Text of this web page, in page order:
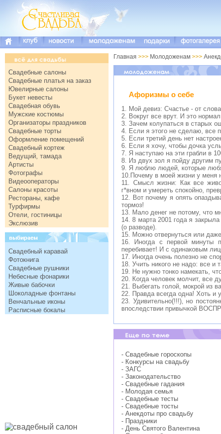
Свадебные салоны
Свадебные платья на заказ
Ювелирные салоны
Букет невесты
Свадебная обувь
Мужские костюмы
Организаторы праздников
Свадебные торты
Оформление помещений
Свадебный кортеж
Ведущий, тамада
Артисты
Фотографы
Видеооператоры
Салоны красоты
Рестораны, кафе
Турфирмы
Отели, гостиницы
Экслюзив
Свадебный каравай
Фотокнига
Свадебные рушники
Небесные фонарики
Живые бабочки
Шоколадные фонтаны
Венчальные иконы
Расписные бокалы
Главная >>> Молодоженам >>>
Афоризмы о себе
1. Мой девиз: Счастье - от
2. Вокруг все врут. И это
3. Зачем колупаться в старых
4. Если я этого не сделаю, все
5. Если третий день нет
6. Если я хочу, чтобы дочка
7. Я наступаю на эти грабли в
8. Из двух зол я пойду другим
9. Я люблю людей, которые
10.Почему в моей жизни у меня
11. Смысл жизни: Как все
г*вном и умереть спокойно,
12. Вот почему я опять
тормоз!
13. Мало денег не потому, что
14. 8 марта 2001 года я
(о разводе).
15. Можно отвернуться или
16. Иногда с первой минуты
перебивает! И с одинаковым
17. Иногда очень полезно не
18. Учить никого не надо: все и
19. Не нужно тонко намекать,
20. Когда человек молчит, все
21. Выбегать голой, мокрой из
22. Правда всегда одна! Хоть и
23. Удивительно(!!!), но
впоследствии привычкой
- Свадебные гороскопы
- Конкурсы на свадьбу
- ЗАГС
- Законодательство
- Свадебные гадания
- Молодая семья
- Свадебные тесты
- Свадебные тосты
- Анекдоты про свадьбу
- Праздники
- День Святого Валентина